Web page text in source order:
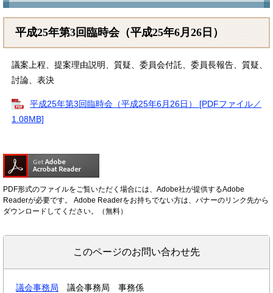
平成25年第3回臨時会（平成25年6月26日）
議案上程、提案理由説明、質疑、委員会付託、委員長報告、質疑、
討論、表決
平成25年第3回臨時会（平成25年6月26日） [PDFファイル／
1.08MB]
PDF形式のファイルをご覧いただく場合には、Adobe社が提供するAdobe
Readerが必要です。
Adobe Readerをお持ちでない方は、バナーのリンク先から
ダウンロードしてください。（無料）
このページのお問い合わせ先
議会事務局
議会事務局 事務係